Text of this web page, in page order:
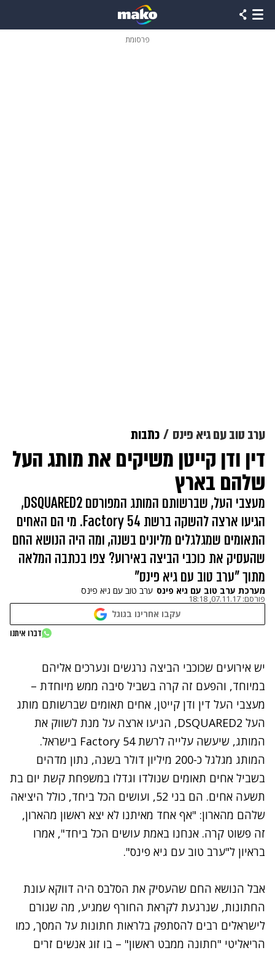
פרסומת
ערב טוב עם גיא פינס כתבות
דין ודן קייטן משיקים את מותג העל
שלהם בארץ
מעצבי העל, שברשותם המותג המפורסם DSQUARED2,
הגיעו ארצה להשקה ברשת Factory 54. מי הם האחים
התאומים שמגלגלים מליונים בשנה, ומה היה הנושא החם
שהעסיק את כוכבי הביצה באירוע? צפו בכתבה המלאה
מתוך "ערב טוב עם גיא פינס"
מערכת ערב טוב עם גיא פינס ערב טוב עם גיא פינס
פורסם: 07.11.17, 18:18
עקבו אחרינו בגוגל
נתקלנו בבעיה
דברו איתנו
יש אירועים שכוכבי הביצה נרגשים ונערכים אליהם
במיוחד, והפעם זה קרה בשביל סיבה ממש מיוחדת –
מעצבי העל דין ודן קייטן, אחים תאומים שברשותם מותג
העל DSQUARED2, הגיעו ארצה על מנת לשווק את
המותג, שיעשה עלייה לרשת Factory 54 בישראל.
המותג מגלגל כ-200 מיליון דולר בשנה, נתון מדהים
בשביל אחים תאומים שנולדו וגדלו במשפחת קשת יום בת
תשעה אחים. הם בני 52, ועושים הכל ביחד, כולל היציאה
שלהם מהארון: "אף אחד מאיתנו לא יצא ראשון מהארון,
זה פשוט קרה. אנחנו באמת עושים הכל ביחד", אמרו
בראיון ל"ערב טוב עם גיא פינס".
אבל הנושא החם שהעסיק את הסלבס היה דווקא עונת
החתונות, שנרגעת לקראת החורף שמגיע, מה שגורם
לישראלים רבים להסתפק בלראות חתונות על המסך, כמו
הריאליטי "חתונה ממבט ראשון" – בו זוג אנשים זרים